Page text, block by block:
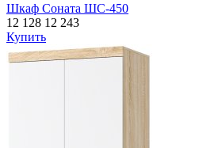
Шкаф Соната ШС-450
12 128 12 243
Купить